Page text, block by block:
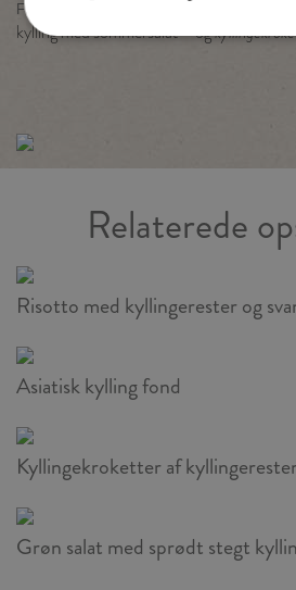
For at bruge din hele kylling optimalt se
kylling med sommersalat – og
Relaterede
Risotto med kyllingerester og
Asiatisk kylling fond
Kyllingekroketter af
Grøn salat med sprødt stegt